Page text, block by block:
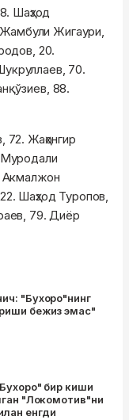
Шаҳзод
Жамбули Жигаури,
20.
70.
88.
72. Жаҳонгир
Акмалжон
Шаҳзод Туропов,
79. Диёр
"Бухоро"нинг
бежиз эмас"
бир киши
"Локомотив"ни
енгди